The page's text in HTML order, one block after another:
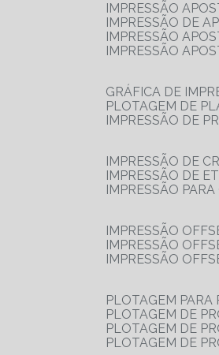
IMPRESSÃO
IMPRESSÃO DE
IMPRESSÃO
IMPRESSÃO
GRÁFICA DE
PLOTAGEM DE
IMPRESSÃO DE
IMPRESSÃO DE
IMPRESSÃO DE
IMPRESSÃO
IMPRESSÃO
IMPRESSÃO
IMPRESSÃO
PLOTAGEM
PLOTAGEM DE
PLOTAGEM DE
PLOTAGEM DE